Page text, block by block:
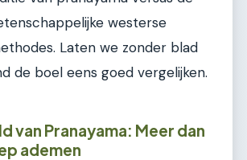
westerse
Laten we zonder blad
de boel eens goed vergelijken.
van Pranayama: Meer dan
ademen